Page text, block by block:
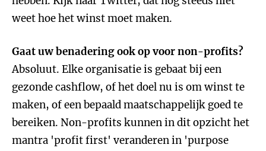
weet hoe het winst moet maken.
Gaat uw benadering ook op voor non-profits?
Absoluut. Elke organisatie is gebaat bij een
gezonde cashflow, of het doel nu is om winst te
maken, of een bepaald maatschappelijk goed te
bereiken. Non-profits kunnen in dit opzicht het
mantra 'profit first' veranderen in 'purpose